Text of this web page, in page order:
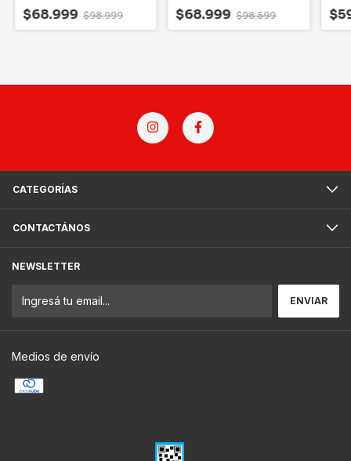
$68.999 $98.999 $68.999 $98.599
CATEGORÍAS
CONTACTÁNOS
NEWSLETTER
Medios de envío